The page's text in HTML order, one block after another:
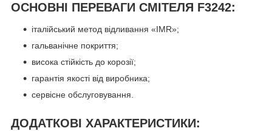
ОСНОВНІ ПЕРЕВАГИ СМІТЕЛЯ F3242:
італійський метод відливання «IMR»;
гальванічне покриття;
висока стійкість до корозії;
гарантія якості від виробника;
сервісне обслуговування.
ДОДАТКОВІ ХАРАКТЕРИСТИКИ: